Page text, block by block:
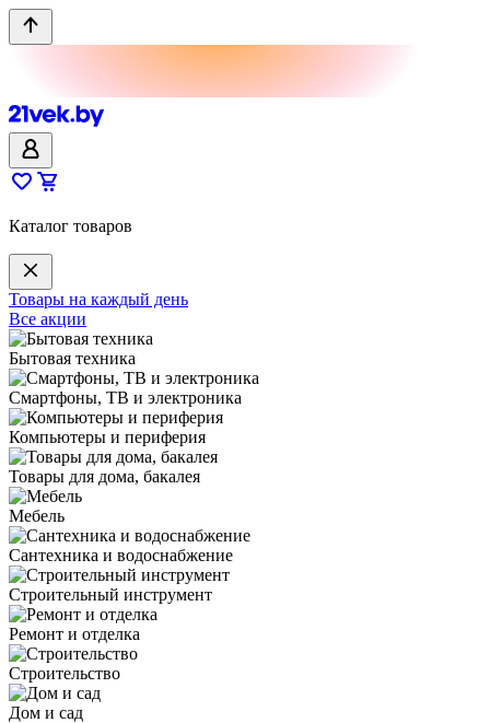
Каталог товаров
Товары на каждый день
Все акции
Бытовая техника
Смартфоны, ТВ и электроника
Компьютеры и периферия
Товары для дома, бакалея
Мебель
Сантехника и водоснабжение
Строительный инструмент
Ремонт и отделка
Строительство
Дом и сад